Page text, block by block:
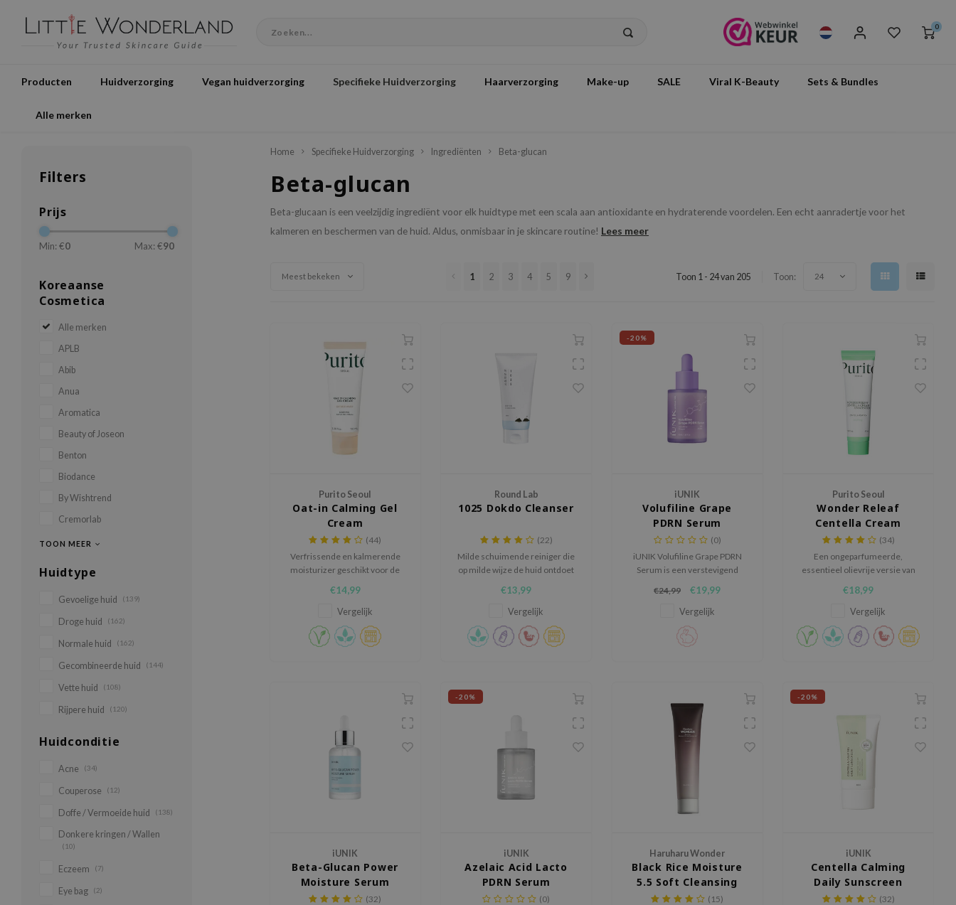
0
Producten Huidverzorging Vegan huidverzorging Specifieke Huidverzorging Haarverzorging Make-up SALE Viral K-Beauty Sets & Bundles
Alle merken
Filters
Prijs
Min: €0 Max: €90
Koreaanse
Cosmetica
Alle merken
APLB
Abib
Anua
Aromatica
Beauty of Joseon
Benton
Biodance
By Wishtrend
Cremorlab
TOON MEER
Huidtype
Gevoelige huid (139)
Droge huid (162)
Normale huid (162)
Gecombineerde huid (144)
Vette huid (108)
Rijpere huid (120)
Huidconditie
Acne (34)
Couperose (12)
Doffe / Vermoeide huid (138)
Donkere kringen / Wallen
(10)
Eczeem (7)
Eye bag (2)
Home Specifieke Huidverzorging Ingrediënten Beta-glucan
Beta-glucan
Beta-glucaan is een veelzijdig ingrediënt voor elk huidtype met een scala aan antioxidante en hydraterende voordelen. Een echt aanradertje voor het
kalmeren en beschermen van de huid. Aldus, onmisbaar in je skincare routine! Lees meer
Meest bekeken 1 2 3 4 5 9 Toon 1 - 24 van 205 Toon: 24
Purito Seoul
Oat-in Calming Gel
Cream
(44)
Verfrissende en kalmerende
moisturizer geschikt voor de
€14,99
Vergelijk
Round Lab
1025 Dokdo Cleanser
(22)
Milde schuimende reiniger die
op milde wijze de huid ontdoet
€13,99
Vergelijk
-20%
iUNIK
Volufiline Grape
PDRN Serum
(0)
iUNIK Volufiline Grape PDRN
Serum is een verstevigend
soepeler en gladder mag ogen.
€24,99 €19,99
Vergelijk
Purito Seoul
Wonder Releaf
Centella Cream
Unscented(34)
Een ongeparfumeerde,
essentieel olievrije versie van
Green Level Recovery Cream.
€18,99
Vergelijk
iUNIK
Beta-Glucan Power
Moisture Serum
(32)
-20%
iUNIK
Azelaic Acid Lacto
PDRN Serum
(0)
Haruharu Wonder
Black Rice Moisture
5.5 Soft Cleansing
Gel
(15)
-20%
iUNIK
Centella Calming
Daily Sunscreen
SPF50+ PA++++
(32)